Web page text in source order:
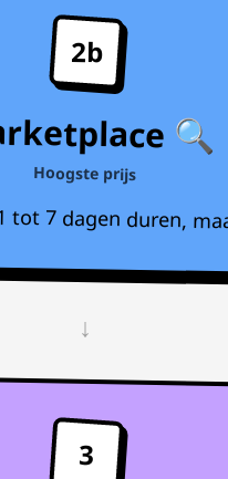
2b
🔍
Hoogste prijs
7 dagen duren,
↓
3